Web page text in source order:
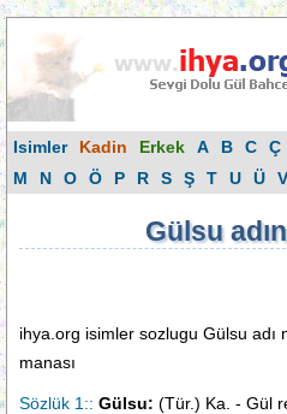
Isimler Kadin Erkek A B C Ç
M
N O Ö P R S Ş T U Ü V
Gülsu
ihya.org isimler sozlugu Gülsu adı
manası
Sözlük 1:: Gülsu: (Tür.) Ka. - Gül